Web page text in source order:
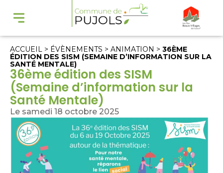
ACCUEIL > ÉVÈNEMENTS > ANIMATION > 36ÈME
ÉDITION DES SISM (SEMAINE D’INFORMATION SUR LA
SANTÉ MENTALE)
36ème édition des SISM
(Semaine d’information sur la
Santé Mentale)
Le samedi 18 octobre 2025